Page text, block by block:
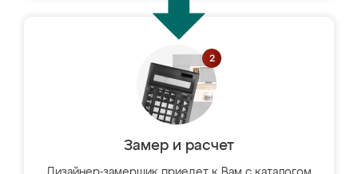
Замер и расчет